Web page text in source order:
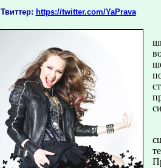
Твиттер: https://twitter.com/YaPrava